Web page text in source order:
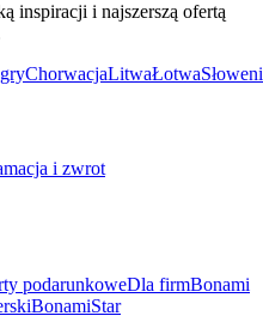
inspiracji i najszerszą ofertą
ChorwacjaLitwaŁotwa
i zwrot
podarunkoweDla firmBonami
BonamiStar